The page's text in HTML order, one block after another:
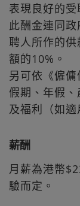
表現良好的
此酬金連同
聘人所作的
額的10%。
另可依《僱
假期、年假
及福利（如適
薪酬
月薪為港幣
驗而定。